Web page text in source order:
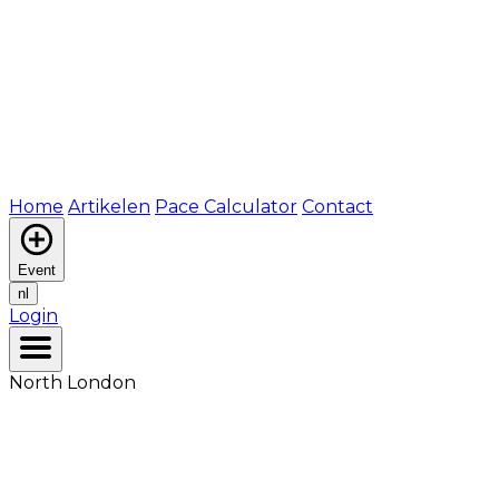
Home Artikelen Pace Calculator Contact
Event
nl
Login
North London